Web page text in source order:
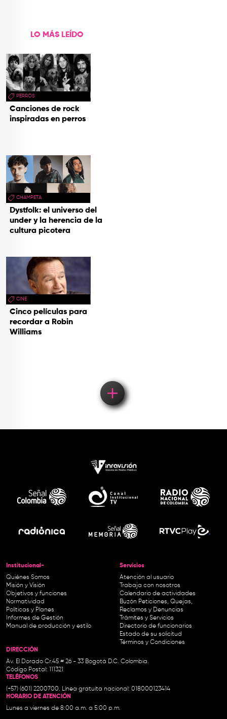
LO MÁS LEÍDO
PERROS
Canciones de rock
inspiradas en perros
CHAMPETA
Dystfolk: el universo del
under y la herencia de la
cultura picotera
CINE
Cinco películas para
recordar a Robin
Williams
Institucional-
Quiénes Somos
Misión y Visión
Objetivos y funciones
Normatividad
Políticas y Planes
Informes de Gestión
Manual de producción y estilo
Servicios
Atención al usuario
Trabaja con nosotros
Calendario de actividades
Buzón Peticiones, Quejas,
Reclamos y Denuncias
Trámites y Servicios
Directorio de funcionarios
Estado de su solicitud
Términos y Condiciones
DIRECCIÓN
Av. El Dorado Cr.45 # 26 - 33 Bogotá D.C. Colombia.
Código Postal: 111321
TELÉFONOS
(+57) (601) 2200700. Línea gratuita nacional: 018000123414
HORARIO DE ATENCIÓN
Lunes a viernes de 8:00 a.m. a 5:00 p.m.